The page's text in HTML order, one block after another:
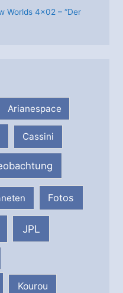
Worlds 4×02 – “Der
Arianespace
Cassini
Fotos
JPL
Kourou